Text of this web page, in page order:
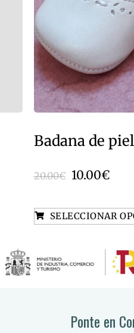
Badana de piel
20.00€ 10.00€
SELECCIONAR
Ponte en